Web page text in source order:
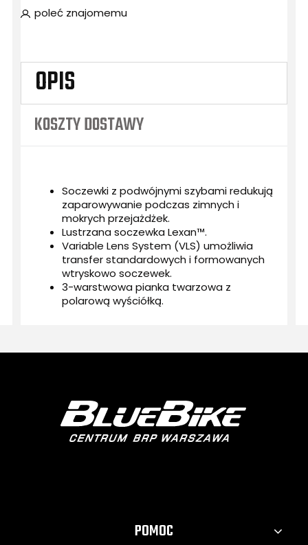
poleć znajomemu
OPIS
KOSZTY DOSTAWY
CENA NIE ZAWIERA EWENTUALNYCH KOSZTÓW
Soczewki z podwójnymi szybami redukują
zaparowywanie podczas zimnych i
mokrych przejażdżek.
Lustrzana soczewka Lexan™.
Variable Lens System (VLS) umożliwia
transfer standardowych i formowanych
wtryskowo soczewek.
3-warstwowa pianka twarzowa z
polarową wyściółką.
POMOC